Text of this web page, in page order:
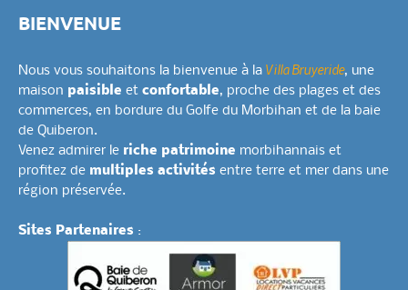
BIENVENUE
Nous vous souhaitons la bienvenue à la Villa Bruyeride, une
maison paisible et confortable, proche des plages et des
commerces, en bordure du Golfe du Morbihan et de la baie
de Quiberon.
Venez admirer le riche patrimoine morbihannais et
profitez de multiples activités entre terre et mer dans une
région préservée.
Sites Partenaires :